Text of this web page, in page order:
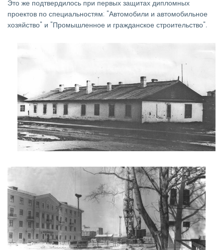
Это же подтвердилось при первых защитах дипломных
проектов по специальностям: "Автомобили и автомобильное
хозяйство" и "Промышленное и гражданское строительство".